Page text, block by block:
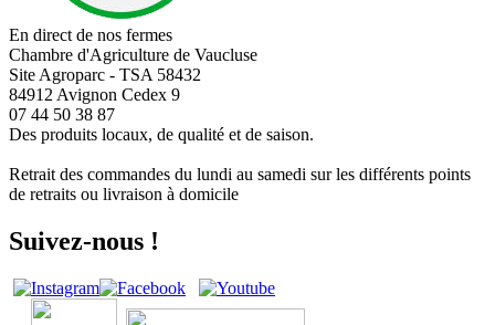
En direct de nos fermes
Chambre d'Agriculture de Vaucluse
Site Agroparc - TSA 58432
84912 Avignon Cedex 9
07 44 50 38 87
Des produits locaux, de qualité et de saison.
Retrait des commandes du lundi au samedi sur les différents points
de retraits ou livraison à domicile
Suivez-nous !